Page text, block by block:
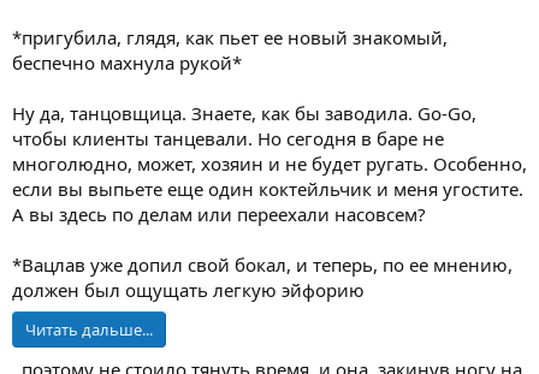
*пригубила, глядя, как пьет ее новый знакомый,
беспечно махнула рукой*
Ну да, танцовщица. Знаете, как бы заводила. Go-Go,
чтобы клиенты танцевали. Но сегодня в баре не
многолюдно, может, хозяин и не будет ругать. Особенно,
если вы выпьете еще один коктейльчик и меня угостите.
А вы здесь по делам или переехали насовсем?
*Вацлав уже допил свой бокал, и теперь, по ее мнению,
должен был ощущать легкую эйфорию
Читать дальше...
, поэтому не стоило тянуть время, и она, закинув ногу на